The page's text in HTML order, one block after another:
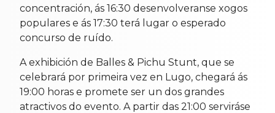
concentración, ás 16:30 desenvolveranse xogos
populares e ás 17:30 terá lugar o esperado
concurso de ruído.
A exhibición de Balles & Pichu Stunt, que se
celebrará por primeira vez en Lugo, chegará ás
19:00 horas e promete ser un dos grandes
atractivos do evento. A partir das 21:00 serviráse